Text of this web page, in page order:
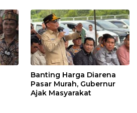
Banting Harga Diarena
Pasar Murah, Gubernur
Ajak Masyarakat